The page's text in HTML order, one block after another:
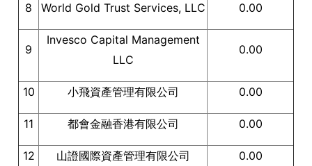
8 World Gold Trust Services, LLC 0.00
9
Invesco Capital Management
LLC
0.00
10 小飛資產管理有限公司 0.00
11 都會金融香港有限公司 0.00
12 山證國際資產管理有限公司 0.00